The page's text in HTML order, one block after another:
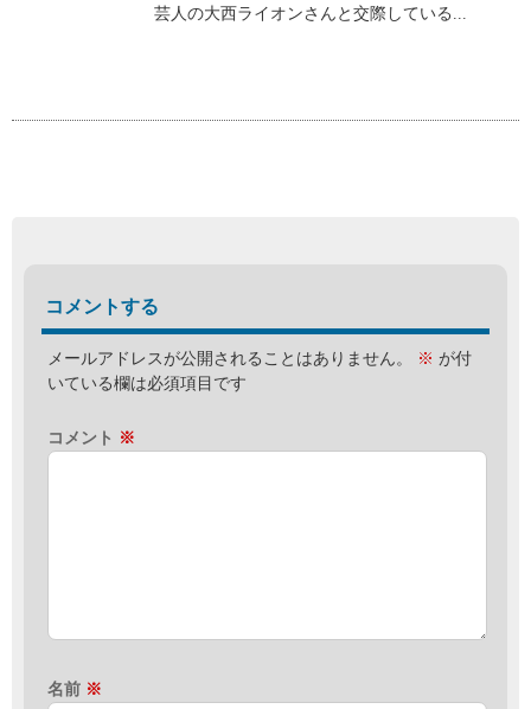
芸人の大西ライオンさんと交際している...
コメントする
メールアドレスが公開されることはありません。 ※ が付
いている欄は必須項目です
コメント ※
名前 ※